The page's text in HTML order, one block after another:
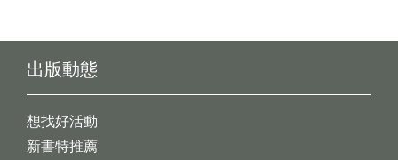
出版動態
想找好活動
新書特推薦